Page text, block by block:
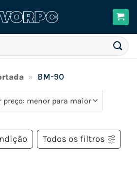
» BM-90
Todos os filtros